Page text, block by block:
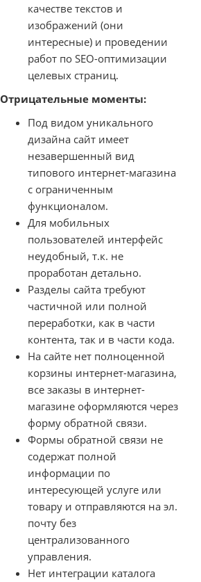
качестве текстов и
изображений (они
интересные) и проведении
работ по SEO-оптимизации
целевых страниц.
Отрицательные моменты:
Под видом уникального
дизайна сайт имеет
незавершенный вид
типового интернет-магазина
с ограниченным
функционалом.
Для мобильных
пользователей интерфейс
неудобный, т.к. не
проработан детально.
Разделы сайта требуют
частичной или полной
переработки, как в части
контента, так и в части кода.
На сайте нет полноценной
корзины интернет-магазина,
все заказы в интернет-
магазине оформляются через
форму обратной связи.
Формы обратной связи не
содержат полной
информации по
интересующей услуге или
товару и отправляются на эл.
почту без
централизованного
управления.
Нет интеграции каталога